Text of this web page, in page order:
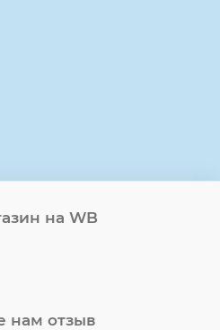
на WB
нам отзыв